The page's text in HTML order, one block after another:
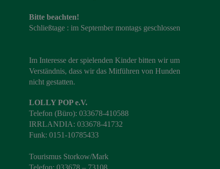
Bitte beachten!
Schließtage : im September montags geschlossen
Im Interesse der spielenden Kinder bitten wir um
Verständnis, dass wir das Mitführen von Hunden
nicht gestatten.
LOLLY POP e.V.
Telefon (Büro): 033678-410588
IRRLANDIA: 033678-41732
Funk: 0151-10785433
Tourismus Storkow/Mark
Telefon: 033678 – 73108